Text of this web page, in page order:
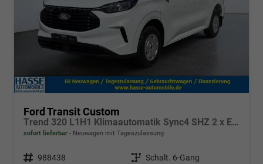
Ford Transit Custom
Trend 320 L1H1 Klimaautomatik Sync4 SHZ 2 x Einparkhilfe Kamera 5JG
sofort lieferbar Neuwagen mit Tageszulassung
Fahrzeugnr. 988438 Getriebe Schalt. 6-Gang